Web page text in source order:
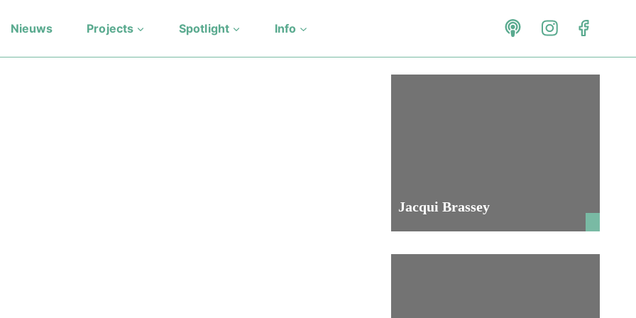
Nieuws Projects Spotlight Info
Jacqui Brassey